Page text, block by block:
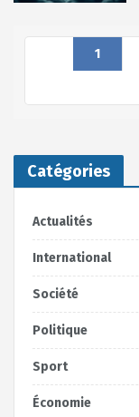
1
Catégories
Actualités
International
Société
Politique
Sport
Économie